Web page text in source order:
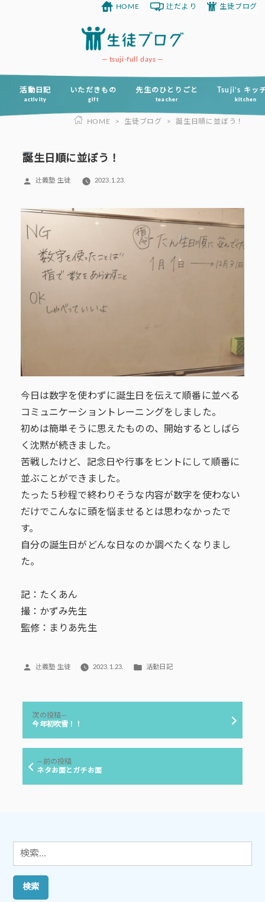
ツ
tsuji-full days
活動日記
activity
いただきもの
gift
先生のひとりごと
teacher
Tsuji’s キッ
kitchen
HOME 辻だより 生徒ブログ
HOME > 生徒ブログ > 誕生日順に並ぼう！
誕生日順に並ぼう！
投
辻義塾 生徒 2023.1.23.
今日は数字を使わずに誕生日を伝えて順番に並べる
コミュニケーショントレーニングをしました。
初めは簡単そうに思えたものの、開始するとしばら
く沈黙が続きました。
苦戦したけど、記念日や行事をヒントにして順番に
並ぶことができました。
たった５秒程で終わりそうな内容が数字を使わない
だけでこんなに頭を悩ませるとは思わなかったで
す。
自分の誕生日がどんな日なのか調べたくなりまし
た。
記：たくあん
撮：かずみ先生
監修：まりあ先生
投
辻義塾 生徒 2023.1.23.
カ
リ
活動日記
ナ
ー
前の投稿前
の
ネタお面とガチお面
次の投稿
の
今年初吹雪！！
検
索: